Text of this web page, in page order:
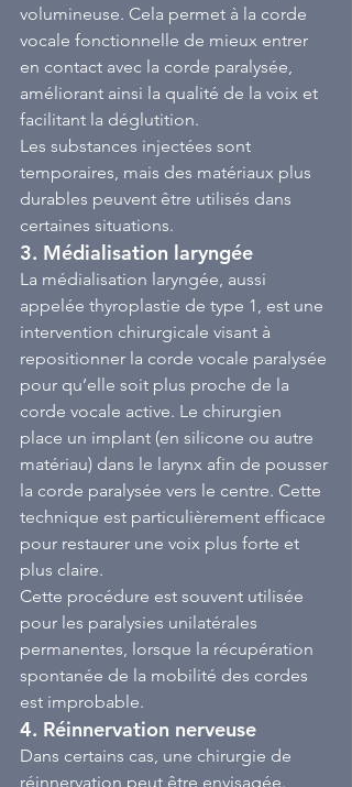
volumineuse. Cela permet à la corde
vocale fonctionnelle de mieux entrer
en contact avec la corde paralysée,
améliorant ainsi la qualité de la voix et
facilitant la déglutition.
Les substances injectées sont
temporaires, mais des matériaux plus
durables peuvent être utilisés dans
certaines situations.
3. Médialisation laryngée
La médialisation laryngée, aussi
appelée thyroplastie de type 1, est une
intervention chirurgicale visant à
repositionner la corde vocale paralysée
pour qu’elle soit plus proche de la
corde vocale active. Le chirurgien
place un implant (en silicone ou autre
matériau) dans le larynx afin de pousser
la corde paralysée vers le centre. Cette
technique est particulièrement efficace
pour restaurer une voix plus forte et
plus claire.
Cette procédure est souvent utilisée
pour les paralysies unilatérales
permanentes, lorsque la récupération
spontanée de la mobilité des cordes
est improbable.
4. Réinnervation nerveuse
Dans certains cas, une chirurgie de
réinnervation peut être envisagée.